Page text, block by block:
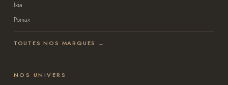
Ixia
Pomax
TOUTES NOS MARQUES →
NOS UNIVERS